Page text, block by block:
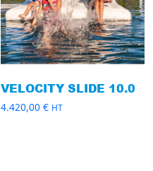
VELOCITY SLIDE 10.0
4.420,00€ HT